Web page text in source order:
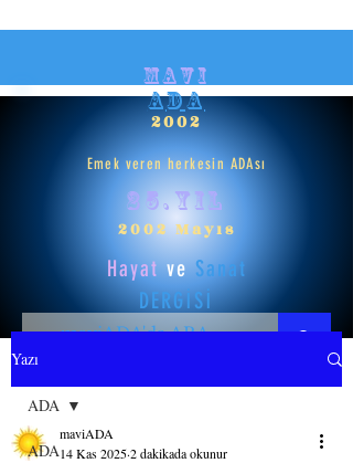
mavi
ADA
2002
Emek veren herkesin ADAsı
25.yıl
2002 Mayıs
HayatveSanat
DERGİSİ
Yazı
ADA
ADA
maviADA
14 Kas 20252 dakikada okunur